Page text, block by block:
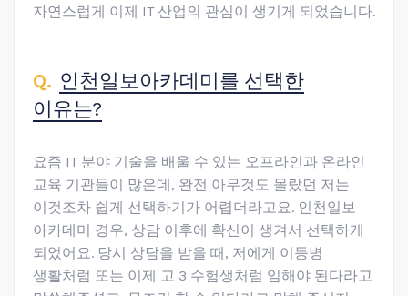
자연스럽게 이제 IT 산업의 관심이 생기게 되었습니다.
인천일보아카데미를 선택한
이유는?
요즘 IT 분야 기술을 배울 수 있는 오프라인과 온라인
교육 기관들이 많은데, 완전 아무것도 몰랐던 저는
이것조차 쉽게 선택하기가 어렵더라고요. 인천일보
아카데미 경우, 상담 이후에 확신이 생겨서 선택하게
되었어요. 당시 상담을 받을 때, 저에게 이등병
생활처럼 또는 이제 고 3 수험생처럼 임해야 된다라고